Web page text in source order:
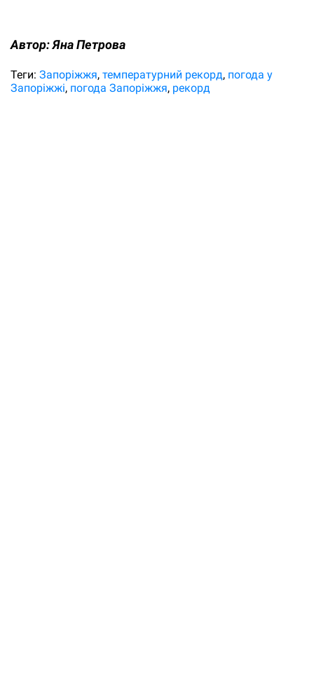
Автор:Яна Петрова
Теги: Запоріжжя температурний рекорд погода у
Запоріжжі погода Запоріжжя рекорд